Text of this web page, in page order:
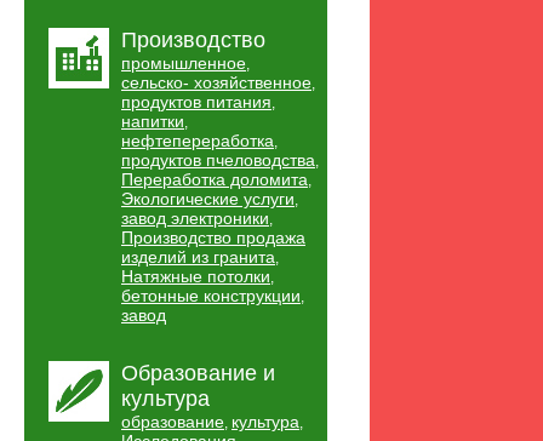
Производство
промышленное,
сельско- хозяйственное,
продуктов питания,
напитки,
нефтепереработка,
продуктов пчеловодства,
Переработка доломита,
Экологические услуги,
завод электроники,
Производство продажа
изделий из гранита,
Натяжные потолки,
бетонные конструкции,
завод
Образование и
культура
образование, культура,